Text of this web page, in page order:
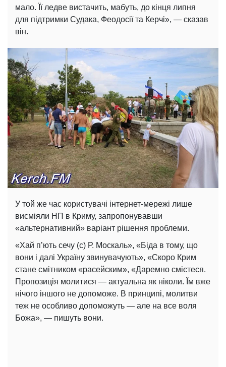
мало. Її ледве вистачить, мабуть, до кінця липня
для підтримки Судака, Феодосії та Керчі», — сказав
він.
У той же час користувачі інтернет-мережі лише
висміяли НП в Криму, запропонувавши
«альтернативний» варіант рішення проблеми.
«Хай п’ють сечу (с) Р. Москаль», «Біда в тому, що
вони і далі Україну звинувачують», «Скоро Крим
стане смітником «расейским», «Даремно смієтеся.
Пропозиція молитися — актуальна як ніколи. Їм вже
нічого іншого не допоможе. В принципі, молитви
теж не особливо допоможуть — але на все воля
Божа», — пишуть вони.